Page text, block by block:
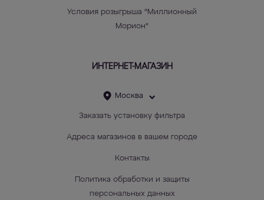
Условия розыгрыша "Миллионный
Морион"
ИНТЕРНЕТ-МАГАЗИН
Москва
Заказать установку фильтра
Адреса магазинов в вашем городе
Контакты
Политика обработки и защиты
персональных данных